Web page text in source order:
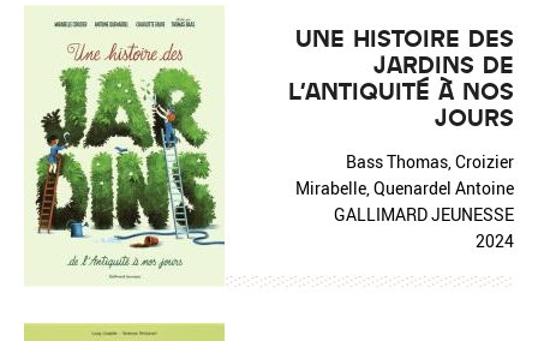
UNE HISTOIRE DES
JARDINS DE
L'ANTIQUITÉ À NOS
JOURS
Bass Thomas, Croizier
Mirabelle, Quenardel Antoine
GALLIMARD JEUNESSE
2024